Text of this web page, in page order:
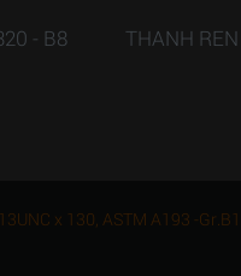
- B8 THANH
x 130, ASTM A193 -